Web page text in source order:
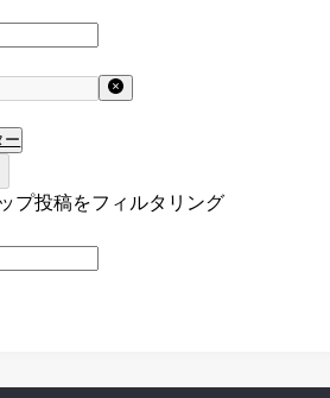
ー
プ投稿をフィルタリング